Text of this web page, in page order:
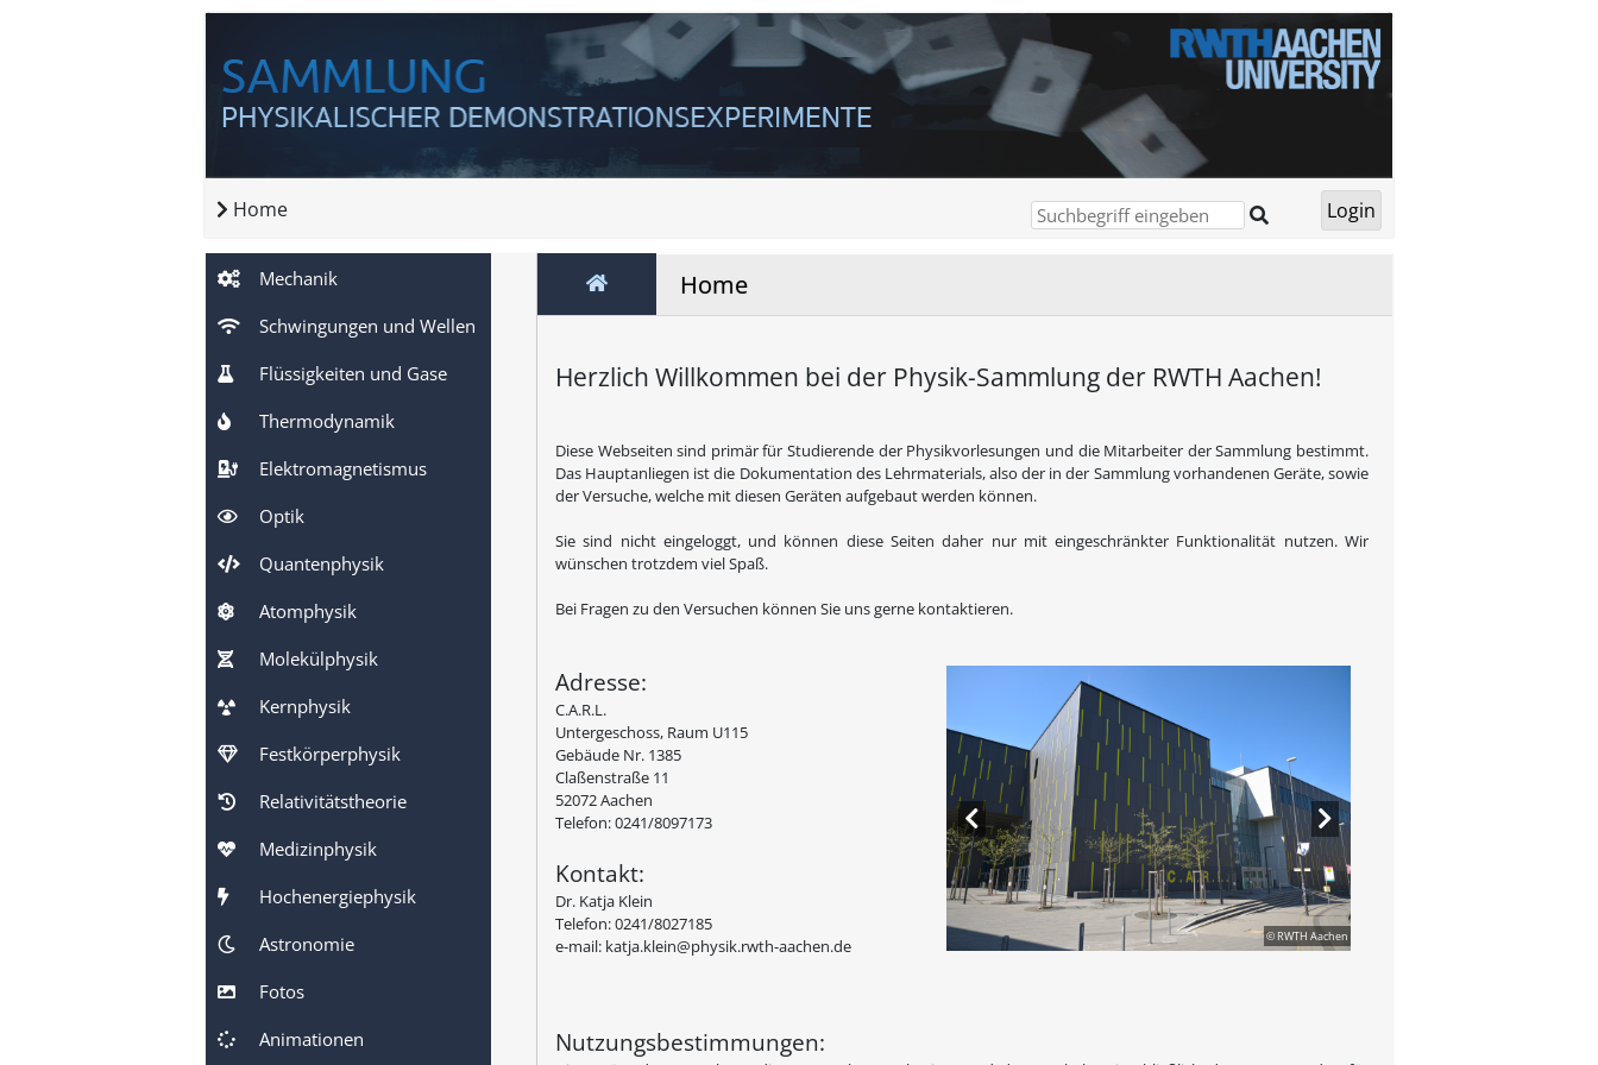
Home
Mechanik
Schwingungen und Wellen
Flüssigkeiten und Gase
Thermodynamik
Elektromagnetismus
Optik
Quantenphysik
Atomphysik
Molekülphysik
Kernphysik
Festkörperphysik
Relativitätstheorie
Medizinphysik
Hochenergiephysik
Astronomie
Fotos
Animationen
Home
Herzlich Willkommen bei der Physik-Sammlung der RWTH Aachen!
Diese Webseiten sind primär für Studierende der Physikvorlesungen und die Mitarbeiter der Sammlung bestimmt.
Das Hauptanliegen ist die Dokumentation des Lehrmaterials, also der in der Sammlung vorhandenen Geräte, sowie
der Versuche, welche mit diesen Geräten aufgebaut werden können.
Sie sind nicht eingeloggt, und können diese Seiten daher nur mit eingeschränkter Funktionalität nutzen. Wir
wünschen trotzdem viel Spaß.
Bei Fragen zu den Versuchen können Sie uns gerne kontaktieren.
Adresse:
C.A.R.L.
Untergeschoss, Raum U115
Gebäude Nr. 1385
Claßenstraße 11
52072 Aachen
Telefon: 0241/8097173
Kontakt:
Dr. Katja Klein
Telefon: 0241/8027185
e-mail: katja.klein@physik.rwth-aachen.de
© RWTH Aachen
Nutzungsbestimmungen: